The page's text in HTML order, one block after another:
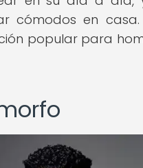
cómodos en
popular para